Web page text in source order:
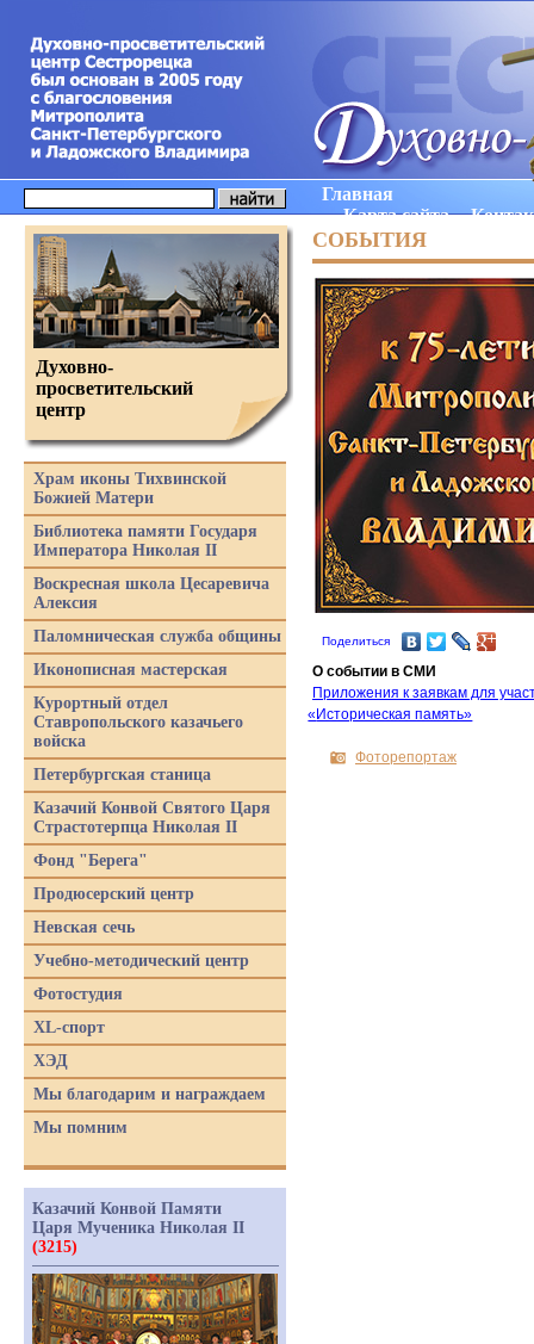
Главная
Карта сайта
СОБЫТИЯ
Поделиться
О событии в СМИ
Приложения к заявкам для
« Историческая память»
Фоторепортаж
Духовно-
просветительский
центр
Храм иконы Тихвинской
Божией Матери
Библиотека памяти Государя
Императора Николая II
Воскресная школа Цесаревича
Алексия
Паломническая служба общины
Иконописная мастерская
Курортный отдел
Ставропольского казачьего
войска
Петербургская станица
Казачий Конвой Святого Царя
Страстотерпца Николая II
Фонд "Берега"
Продюсерский центр
Невская сечь
Учебно-методический центр
Фотостудия
XL-спорт
ХЭД
Мы благодарим и награждаем
Мы помним
Казачий Конвой Памяти
Царя Мученика Николая II
(3215)